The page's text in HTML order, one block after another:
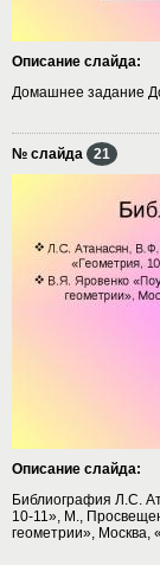
Описание слайда:
Домашнее задание
№ слайда 21
Описание слайда:
Библиография Л.С.
10-11», М.,
геометрии», Москва,